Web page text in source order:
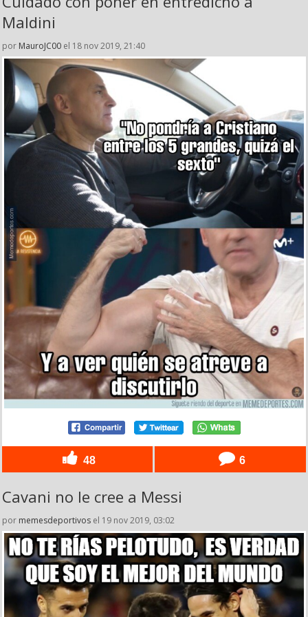
Maldini
por MauroJC00 el 18 nov 2019, 21:40
48 6
Cavani no le cree a Messi
por memesdeportivos el 19 nov 2019, 03:02